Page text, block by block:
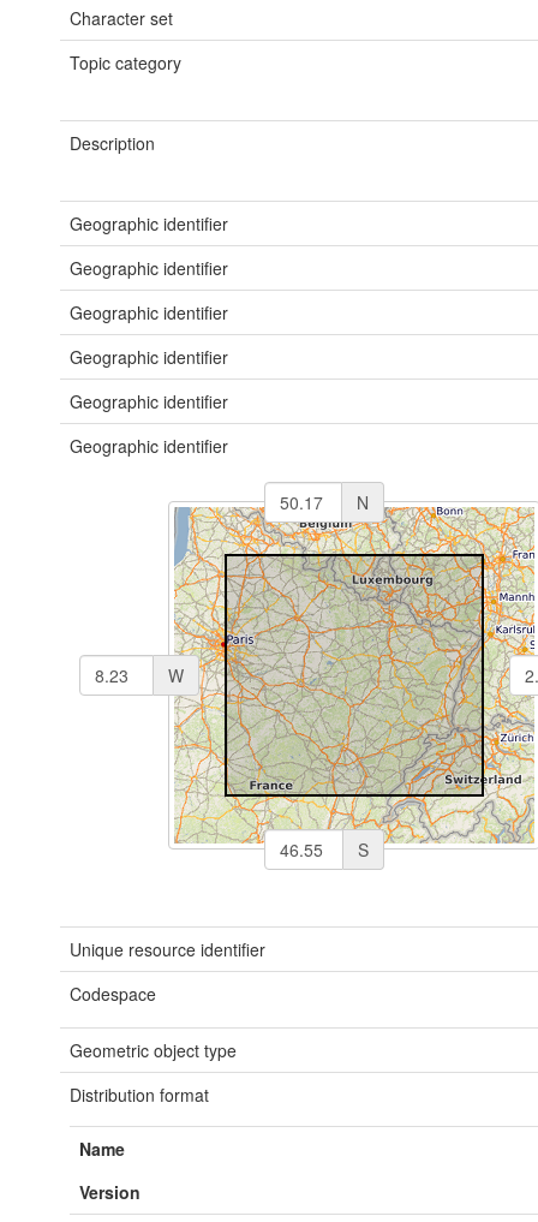
Character set
Topic category
Description
Geographic identifier
Geographic identifier
Geographic identifier
Geographic identifier
Geographic identifier
Geographic identifier
N
S
W
Unique resource identifier
Codespace
Geometric object type
Distribution format
Name
Version